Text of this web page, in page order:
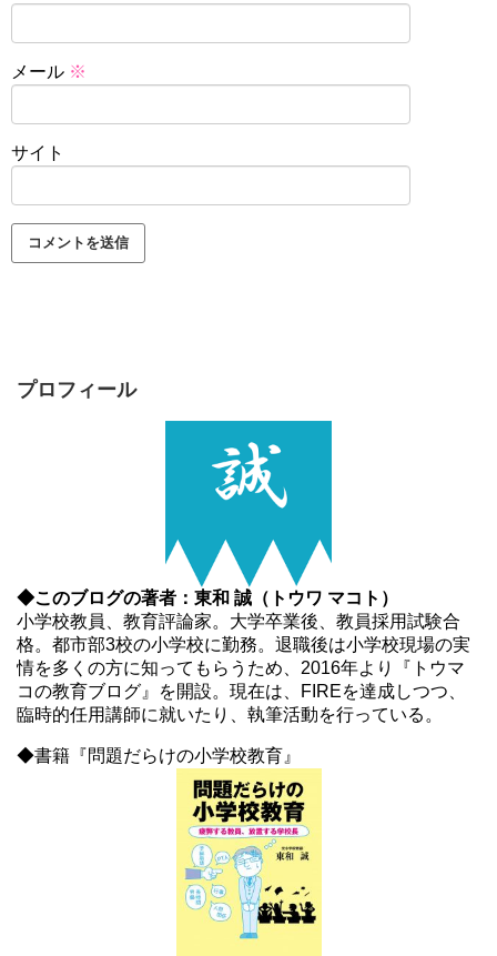
メール ※
サイト
プロフィール
◆このブログの著者：東和 誠（トウワ マコト）
小学校教員、教育評論家。大学卒業後、教員採用試験合
格。都市部3校の小学校に勤務。退職後は小学校現場の実
情を多くの方に知ってもらうため、2016年より『トウマ
コの教育ブログ』を開設。現在は、FIREを達成しつつ、
臨時的任用講師に就いたり、執筆活動を行っている。
◆書籍『問題だらけの小学校教育』